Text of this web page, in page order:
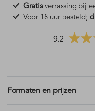
Gratisverrassing bij
Voor 18 uur besteld;
9.2
Formaten en prijzen